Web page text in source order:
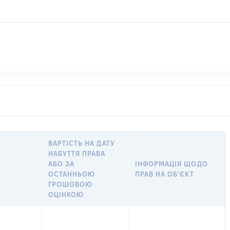
ВАРТІСТЬ НА ДАТУ
НАБУТТЯ ПРАВА
АБО ЗА
ОСТАННЬОЮ
ГРОШОВОЮ
ОЦІНКОЮ
ІНФОРМАЦІЯ ЩОДО
ПРАВ НА ОБ'ЄКТ